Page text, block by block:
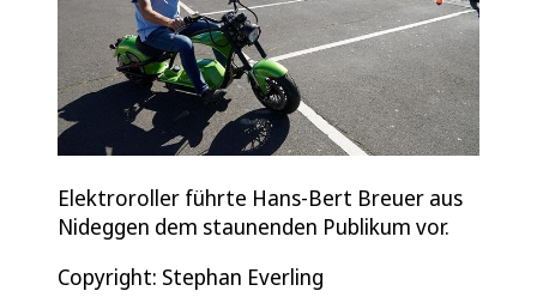
Elektroroller führte Hans-Bert Breuer aus
Nideggen dem staunenden Publikum vor.
Copyright: Stephan Everling